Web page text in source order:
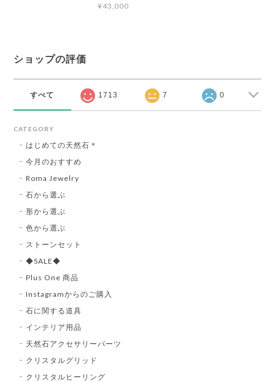
¥43,000
ショップの評価
すべて 1713 7 0
CATEGORY
はじめての天然石＊
今月のおすすめ
Roma Jewelry
石から選ぶ
形から選ぶ
色から選ぶ
ストーンセット
◆SALE◆
Plus One 商品
Instagramからのご購入
石に関する道具
インテリア用品
天然石アクセサリーパーツ
クリスタルグリッド
クリスタルヒーリング